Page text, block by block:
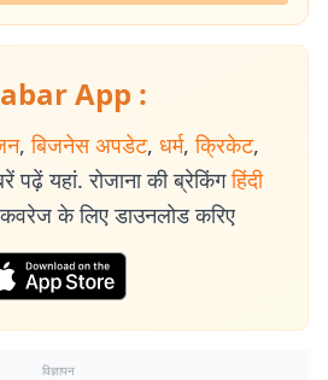
App :
, बिजनेस अपडेट, धर्म, क्रिकेट,
पढ़ें यहां. रोजाना की ब्रेकिंग हिंदी
के लिए डाउनलोड करिए
विज्ञापन